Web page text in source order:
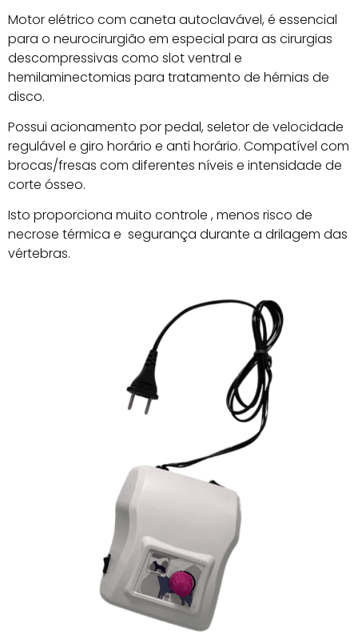
Motor elétrico com caneta autoclavável, é essencial
para o neurocirurgião em especial para as cirurgias
descompressivas como slot ventral e
hemilaminectomias para tratamento de hérnias de
disco.
Possui acionamento por pedal, seletor de velocidade
regulável e giro horário e anti horário. Compatível com
brocas/fresas com diferentes níveis e intensidade de
corte ósseo.
Isto proporciona muito controle , menos risco de
necrose térmica e segurança durante a drilagem das
vértebras.